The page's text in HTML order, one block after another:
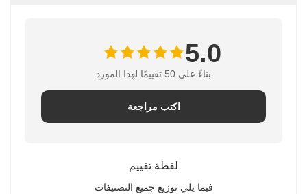
5.0
بناءً على 50 تقييمًا لهذا المورد
اكتب مراجعة
لقطة تقييم
فيما يلي توزيع جميع التصنيفات